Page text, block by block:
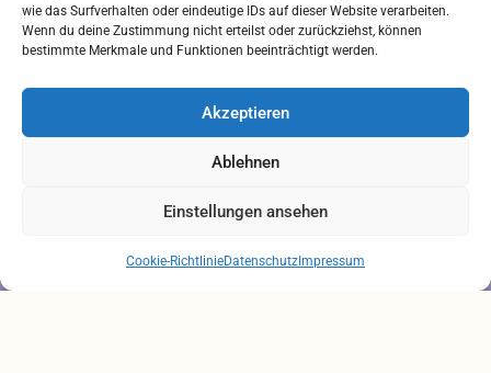
wie das Surfverhalten oder eindeutige IDs auf dieser Website verarbeiten.
Wenn du deine Zustimmung nicht erteilst oder zurückziehst, können
bestimmte Merkmale und Funktionen beeinträchtigt werden.
Akzeptieren
Ablehnen
Einstellungen ansehen
Cookie-RichtlinieDatenschutz Impressum
Rechtliches
AGB
VERSANDARTEN
Brauchen Sie Hilfe?